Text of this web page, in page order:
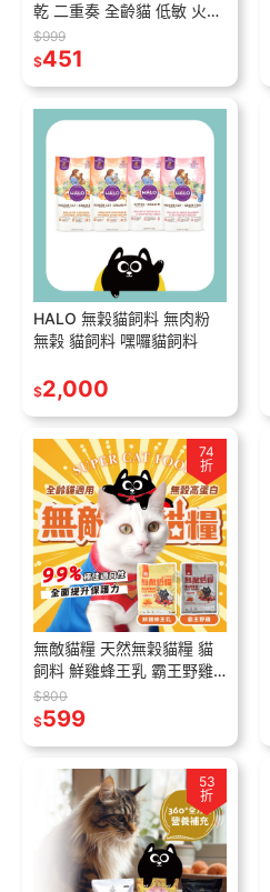
乾 二重奏 全齡貓 低敏 火雞
羊肉
$999
$451
HALO 無穀貓飼料 無肉粉
無榖 貓飼料 嘿囉貓飼料
$2,000
74
折
無敵貓糧 天然無穀貓糧 貓
飼料 鮮雞蜂王乳 霸王野雞
寵物飼料 貓咪飼料 乾乾 貓
糧 無榖
$800
$599
53
折